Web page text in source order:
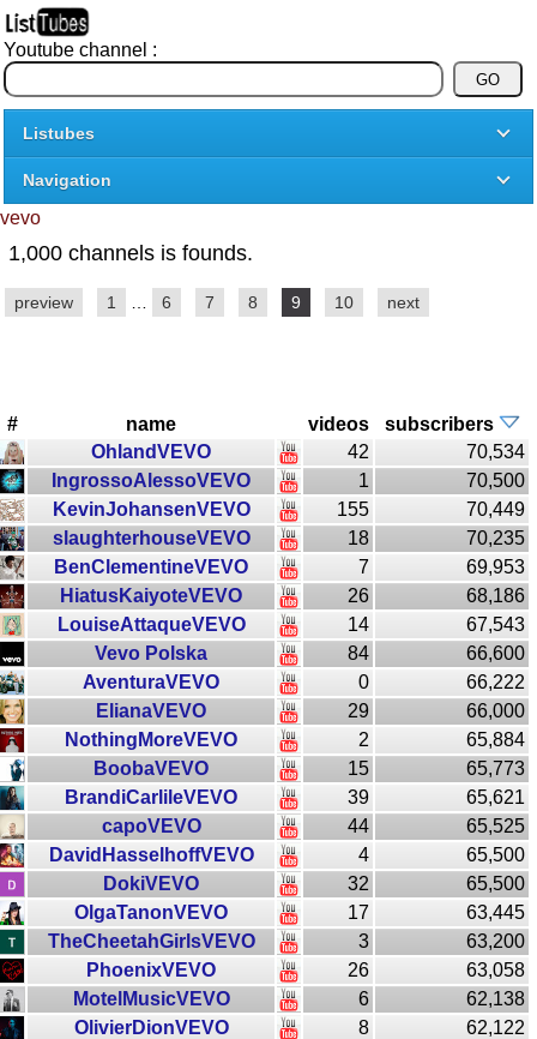
Youtube channel :
Listubes
Navigation
vevo
1,000 channels is founds.
preview 1 6 7 8 9 10 next
# name videos
subscribers
OhlandVEVO
42
70,534
IngrossoAlessoVEVO
1
70,500
KevinJohansenVEVO
155
70,449
slaughterhouseVEVO
18
70,235
BenClementineVEVO
7
69,953
HiatusKaiyoteVEVO
26
68,186
LouiseAttaqueVEVO
14
67,543
Vevo Polska
84
66,600
AventuraVEVO
0
66,222
ElianaVEVO
29
66,000
NothingMoreVEVO
2
65,884
BoobaVEVO
15
65,773
BrandiCarlileVEVO
39
65,621
capoVEVO
44
65,525
DavidHasselhoffVEVO
4
65,500
DokiVEVO
32
65,500
OlgaTanonVEVO
17
63,445
TheCheetahGirlsVEVO
3
63,200
PhoenixVEVO
26
63,058
MotelMusicVEVO
6
62,138
OlivierDionVEVO
8
62,122